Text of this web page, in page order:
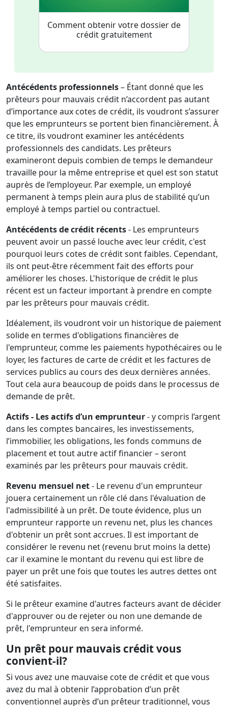
Comment obtenir votre dossier de
crédit gratuitement
Antécédents professionnels– Étant donné que les
prêteurs pour mauvais crédit n’accordent pas autant
d’importance aux cotes de crédit, ils voudront s’assurer
que les emprunteurs se portent bien financièrement. À
ce titre, ils voudront examiner les antécédents
professionnels des candidats. Les prêteurs
examineront depuis combien de temps le demandeur
travaille pour la même entreprise et quel est son statut
auprès de l’employeur. Par exemple, un employé
permanent à temps plein aura plus de stabilité qu’un
employé à temps partiel ou contractuel.
Antécédents de crédit récents- Les emprunteurs
peuvent avoir un passé louche avec leur crédit, c'est
pourquoi leurs cotes de crédit sont faibles. Cependant,
ils ont peut-être récemment fait des efforts pour
améliorer les choses. L'historique de crédit le plus
récent est un facteur important à prendre en compte
par les prêteurs pour mauvais crédit.
Idéalement, ils voudront voir un historique de paiement
solide en termes d'obligations financières de
l'emprunteur, comme les paiements hypothécaires ou le
loyer, les factures de carte de crédit et les factures de
services publics au cours des deux dernières années.
Tout cela aura beaucoup de poids dans le processus de
demande de prêt.
Actifs - Les actifs d’un emprunteur- y compris l’argent
dans les comptes bancaires, les investissements,
l’immobilier, les obligations, les fonds communs de
placement et tout autre actif financier – seront
examinés par les prêteurs pour mauvais crédit.
Revenu mensuel net- Le revenu d'un emprunteur
jouera certainement un rôle clé dans l'évaluation de
l'admissibilité à un prêt. De toute évidence, plus un
emprunteur rapporte un revenu net, plus les chances
d'obtenir un prêt sont accrues. Il est important de
considérer le revenu net (revenu brut moins la dette)
car il examine le montant du revenu qui est libre de
payer un prêt une fois que toutes les autres dettes ont
été satisfaites.
Si le prêteur examine d'autres facteurs avant de décider
d'approuver ou de rejeter ou non une demande de
prêt, l'emprunteur en sera informé.
Un prêt pour mauvais crédit vous
convient-il?
Si vous avez une mauvaise cote de crédit et que vous
avez du mal à obtenir l’approbation d’un prêt
conventionnel auprès d’un prêteur traditionnel, vous